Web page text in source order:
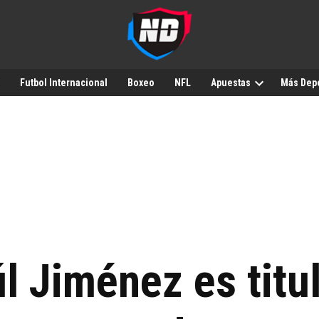
Futbol Internacional Boxeo NFL Apuestas Más
Jiménez es